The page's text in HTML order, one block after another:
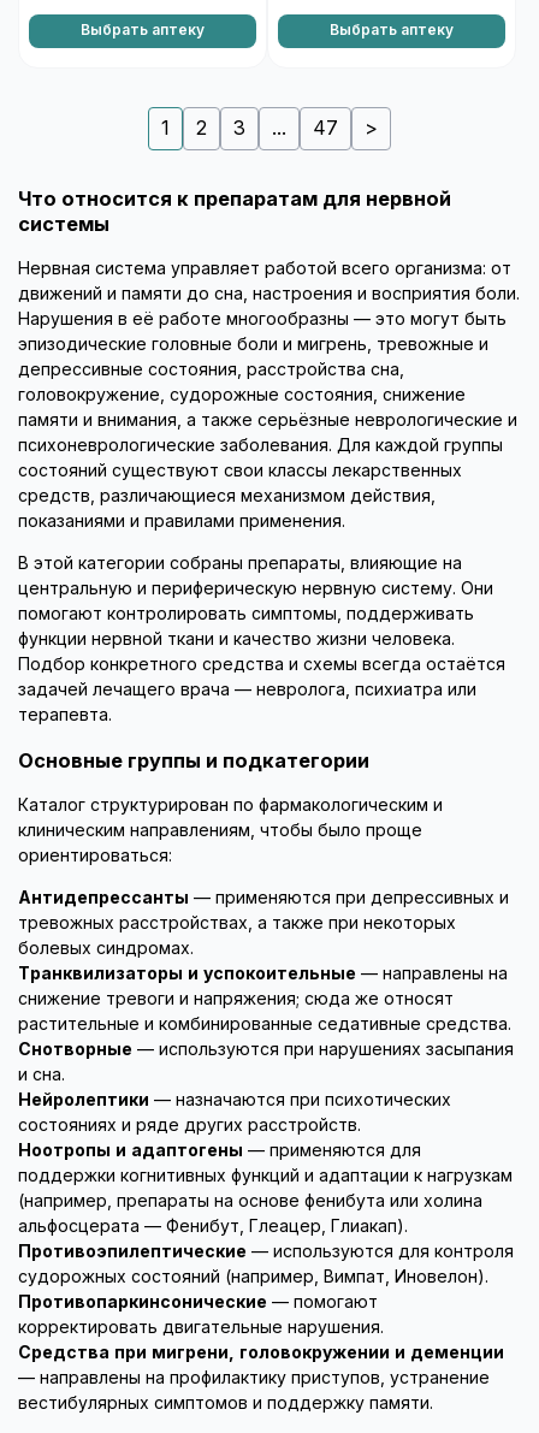
Выбрать аптеку Выбрать аптеку
1 2 3 ... 47 >
Что относится к препаратам для нервной
системы
Нервная система управляет работой всего организма: от
движений и памяти до сна, настроения и восприятия боли.
Нарушения в её работе многообразны — это могут быть
эпизодические головные боли и мигрень, тревожные и
депрессивные состояния, расстройства сна,
головокружение, судорожные состояния, снижение
памяти и внимания, а также серьёзные неврологические и
психоневрологические заболевания. Для каждой группы
состояний существуют свои классы лекарственных
средств, различающиеся механизмом действия,
показаниями и правилами применения.
В этой категории собраны препараты, влияющие на
центральную и периферическую нервную систему. Они
помогают контролировать симптомы, поддерживать
функции нервной ткани и качество жизни человека.
Подбор конкретного средства и схемы всегда остаётся
задачей лечащего врача — невролога, психиатра или
терапевта.
Основные группы и подкатегории
Каталог структурирован по фармакологическим и
клиническим направлениям, чтобы было проще
ориентироваться:
Антидепрессанты — применяются при депрессивных и
тревожных расстройствах, а также при некоторых
болевых синдромах.
Транквилизаторы и успокоительные — направлены на
снижение тревоги и напряжения; сюда же относят
растительные и комбинированные седативные средства.
Снотворные — используются при нарушениях засыпания
и сна.
Нейролептики — назначаются при психотических
состояниях и ряде других расстройств.
Ноотропы и адаптогены — применяются для
поддержки когнитивных функций и адаптации к нагрузкам
(например, препараты на основе фенибута или холина
альфосцерата — Фенибут, Глеацер, Глиакап).
Противоэпилептические — используются для контроля
судорожных состояний (например, Вимпат, Иновелон).
Противопаркинсонические — помогают
корректировать двигательные нарушения.
Средства при мигрени, головокружении и деменции
— направлены на профилактику приступов, устранение
вестибулярных симптомов и поддержку памяти.